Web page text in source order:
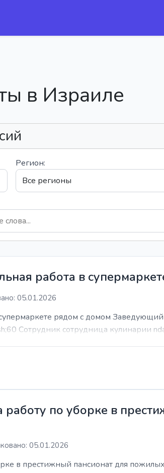
в Израиле
Регион:
работа в
05.01.2026
рядом с домом
Сотрудник сотрудница кулинарии
по уборке в
05.01.2026
в престижный пансионат для